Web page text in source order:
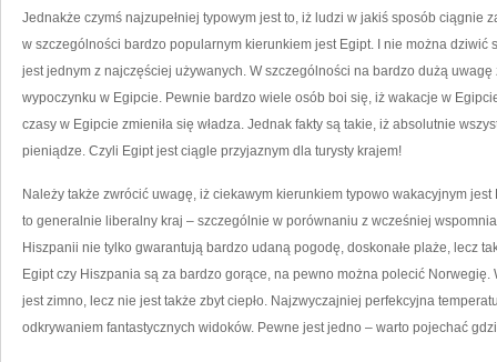
Jednakże czymś najzupełniej typowym jest to, iż ludzi w jakiś sposób ciągnie
w szczególności bardzo popularnym kierunkiem jest Egipt. I nie można dziwić
jest jednym z najczęściej używanych. W szczególności na bardzo dużą uwagę
wypoczynku w Egipcie. Pewnie bardzo wiele osób boi się, iż wakacje w
czasy w Egipcie zmieniła się władza. Jednak fakty są takie, iż absolutnie
pieniądze. Czyli Egipt jest ciągle przyjaznym dla turysty krajem!
Należy także zwrócić uwagę, iż ciekawym kierunkiem typowo wakacyjnym
to generalnie liberalny kraj – szczególnie w porównaniu z wcześniej
Hiszpanii nie tylko gwarantują bardzo udaną pogodę, doskonałe plaże, lecz
Egipt czy Hiszpania są za bardzo gorące, na pewno można polecić
jest zimno, lecz nie jest także zbyt ciepło. Najzwyczajniej perfekcyjna
odkrywaniem fantastycznych widoków. Pewne jest jedno – warto pojechać